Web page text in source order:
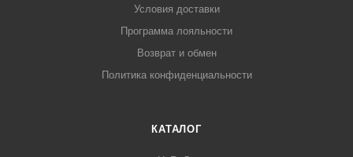
Условия доставки
Программа лояльности
Возврат и обмен
Политика конфиденциальности
КАТАЛОГ